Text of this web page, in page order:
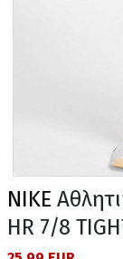
NIKE
HR 7/8